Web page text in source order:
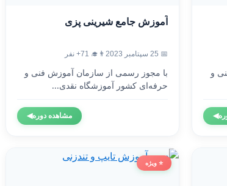
و
◀
آموزش جامع شیرینی پزی
📅 25 سپتامبر 2023 👨‍🎓 71+ نفر
با مجوز رسمی از سازمان آموزش فنی و
حرفه‌ای کشور آموزشگاه نقدی...
مشاهده دوره◀
⭐ ویژه